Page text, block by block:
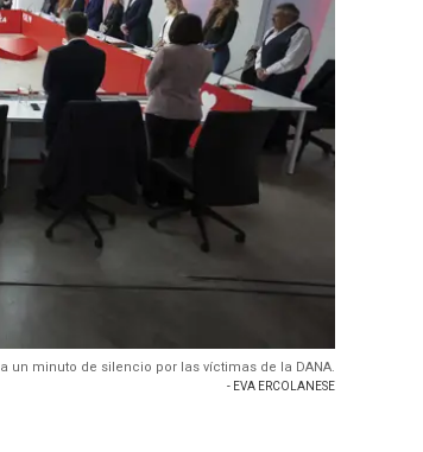
un minuto de silencio por las víctimas de la DANA.
- EVA ERCOLANESE